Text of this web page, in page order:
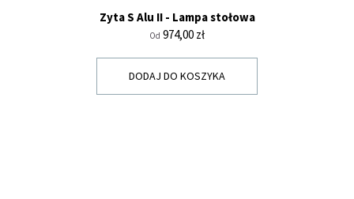
Zyta S Alu II - Lampa stołowa
Od Cena
974,00 zł
DODAJ DO KOSZYKA